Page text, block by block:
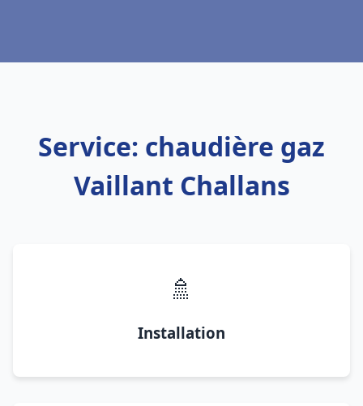
Service: chaudière gaz
Vaillant Challans
🚿
Installation